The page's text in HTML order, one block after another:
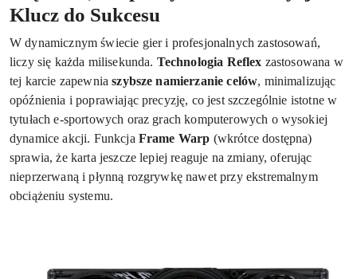
Klucz do Sukcesu
W dynamicznym świecie gier i profesjonalnych zastosowań,
liczy się każda milisekunda. Technologia Reflex zastosowana w
tej karcie zapewniaszybsze namierzanie celów, minimalizując
opóźnienia i poprawiając precyzję, co jest szczególnie istotne w
tytułach e-sportowych oraz grach komputerowych o wysokiej
dynamice akcji. Funkcja Frame Warp (wkrótce dostępna)
sprawia, że karta jeszcze lepiej reaguje na zmiany, oferując
nieprzerwaną i płynną rozgrywkę nawet przy ekstremalnym
obciążeniu systemu.